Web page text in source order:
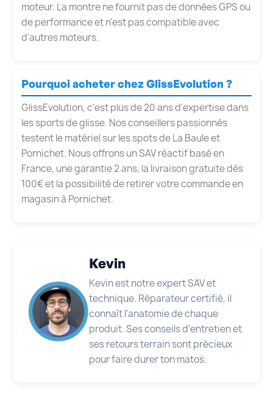
moteur. La montre ne fournit pas de données GPS ou
de performance et n'est pas compatible avec
d'autres moteurs.
Pourquoi acheter chez GlissEvolution ?
GlissEvolution, c'est plus de 20 ans d'expertise dans
les sports de glisse. Nos conseillers passionnés
testent le matériel sur les spots de La Baule et
Pornichet. Nous offrons un SAV réactif basé en
France, une garantie 2 ans, la livraison gratuite dès
100€ et la possibilité de retirer votre commande en
magasin à Pornichet.
Kevin
Kevin est notre expert SAV et
technique. Réparateur certifié, il
connaît l'anatomie de chaque
produit. Ses conseils d'entretien et
ses retours terrain sont précieux
pour faire durer ton matos.